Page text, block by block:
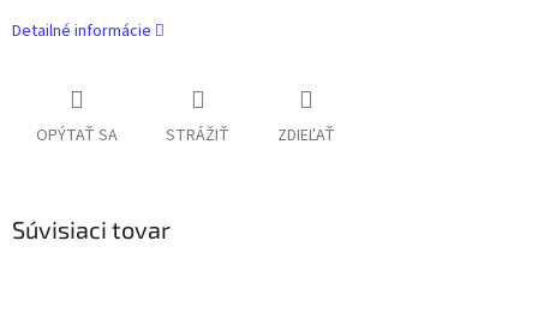
Detailné informácie
OPÝTAŤ SA STRÁŽIŤ ZDIEĽAŤ
Súvisiaci tovar